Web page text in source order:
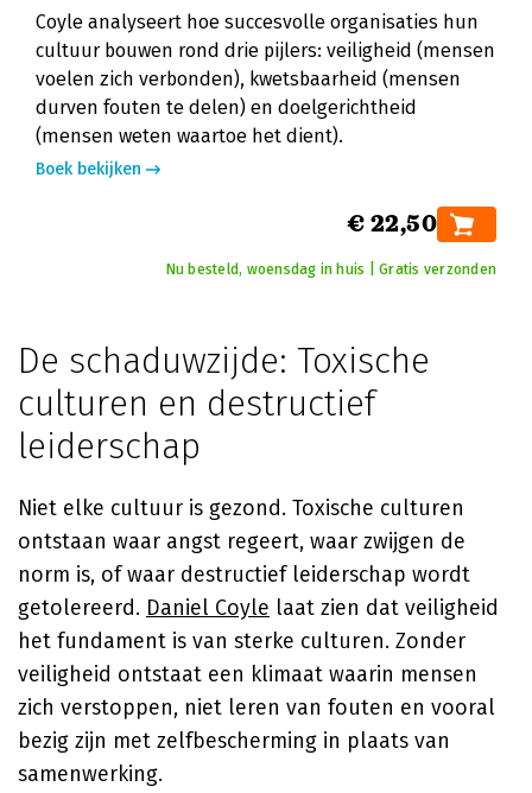
Coyle analyseert hoe succesvolle organisaties hun
cultuur bouwen rond drie pijlers: veiligheid (mensen
voelen zich verbonden), kwetsbaarheid (mensen
durven fouten te delen) en doelgerichtheid
(mensen weten waartoe het dient).
Boek bekijken
€ 22,50
Nu besteld, woensdag in huis | Gratis verzonden
De schaduwzijde: Toxische
culturen en destructief
leiderschap
Niet elke cultuur is gezond. Toxische culturen
ontstaan waar angst regeert, waar zwijgen de
norm is, of waar destructief leiderschap wordt
getolereerd. Daniel Coyle laat zien dat veiligheid
het fundament is van sterke culturen. Zonder
veiligheid ontstaat een klimaat waarin mensen
zich verstoppen, niet leren van fouten en vooral
bezig zijn met zelfbescherming in plaats van
samenwerking.